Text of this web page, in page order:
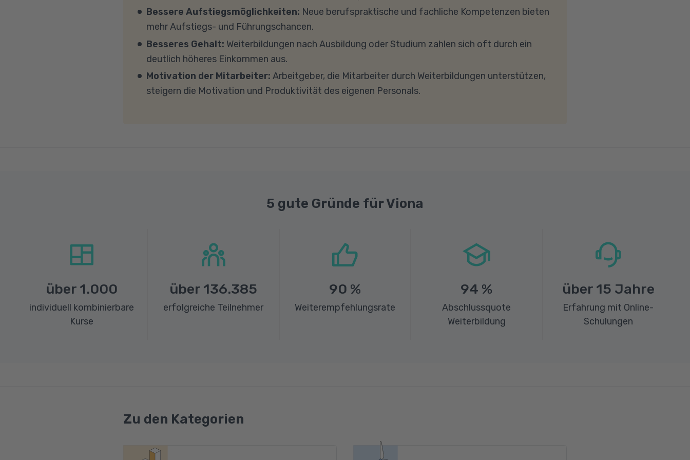
(CPU). Der Unterricht findet in Microsoft Teams statt. Bitte achten Sie darauf, dass Ihre
Sicherheitsprogramme und -einstellungen (Anti-Viren-Programme, Firewalls etc.) die Verbindung
Übertragung eine gute Internetverbindung mit einer Download-Geschwindigkeit von mindestens 6
Fragen sprechen Sie uns gerne an.
Bessere Aufstiegsmöglichkeiten: Neue berufspraktische und fachliche Kompetenzen bieten
mehr Aufstiegs- und Führungschancen.
Besseres Gehalt: Weiterbildungen nach Ausbildung oder Studium zahlen sich oft durch ein
deutlich höheres Einkommen aus.
Motivation der Mitarbeiter: Arbeitgeber, die Mitarbeiter durch Weiterbildungen unterstützen,
steigern die Motivation und Produktivität des eigenen Personals.
5 gute Gründe für Viona
über 1.000
individuell kombinierbare
Kurse
über 136.385
erfolgreiche Teilnehmer
90 %
Weiterempfehlungsrate
94 %
Abschlussquote
Weiterbildung
über 15 Jahre
Erfahrung mit Online-
Schulungen
Zu den Kategorien